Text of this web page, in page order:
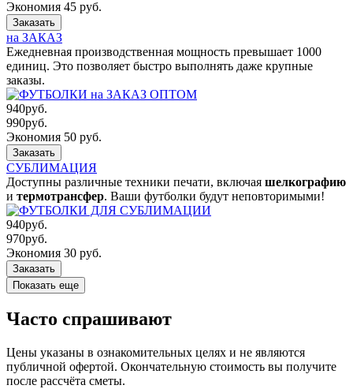
Экономия 45 руб.
Заказать
на ЗАКАЗ
Ежедневная производственная мощность превышает 1000
единиц. Это позволяет быстро выполнять даже крупные
заказы.
940руб.
990руб.
Экономия 50 руб.
Заказать
СУБЛИМАЦИЯ
Доступны различные техники печати, включая шелкографию
и термотрансфер. Ваши футболки будут неповторимыми!
940руб.
970руб.
Экономия 30 руб.
Заказать
Показать еще
Часто спрашивают
Цены указаны в ознакомительных целях и не являются
публичной офертой. Окончательную стоимость вы получите
после рассчёта сметы.